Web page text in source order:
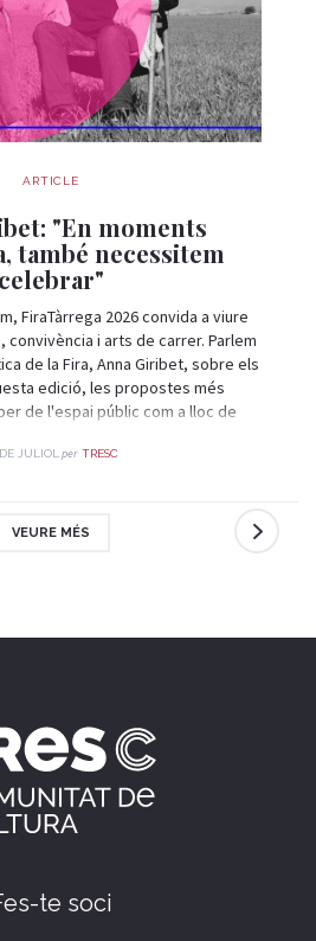
ARTICLE
"En moments
també necessitem
celebrar"
FiraTàrrega 2026 convida a viure
i arts de carrer. Parlem
de la Fira, Anna Giribet, sobre els
edició, les propostes més
de l'espai públic com a lloc de
JULIOL per TRESC
VEURE MÉS
te soci